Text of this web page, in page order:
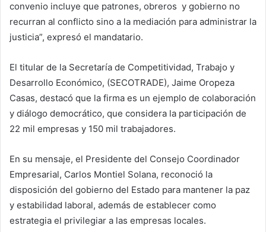
convenio incluye que patrones, obreros y gobierno no
recurran al conflicto sino a la mediación para administrar la
justicia”, expresó el mandatario.
El titular de la Secretaría de Competitividad, Trabajo y
Desarrollo Económico, (SECOTRADE), Jaime Oropeza
Casas, destacó que la firma es un ejemplo de colaboración
y diálogo democrático, que considera la participación de
22 mil empresas y 150 mil trabajadores.
En su mensaje, el Presidente del Consejo Coordinador
Empresarial, Carlos Montiel Solana, reconoció la
disposición del gobierno del Estado para mantener la paz
y estabilidad laboral, además de establecer como
estrategia el privilegiar a las empresas locales.